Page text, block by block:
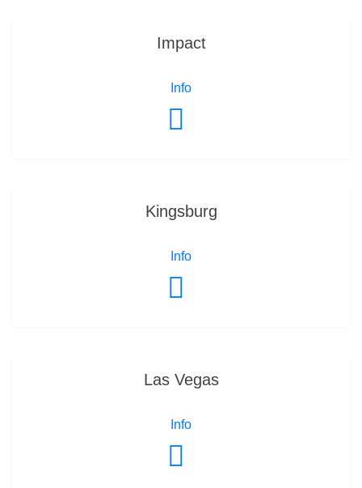
Impact
Info
Kingsburg
Info
Las Vegas
Info